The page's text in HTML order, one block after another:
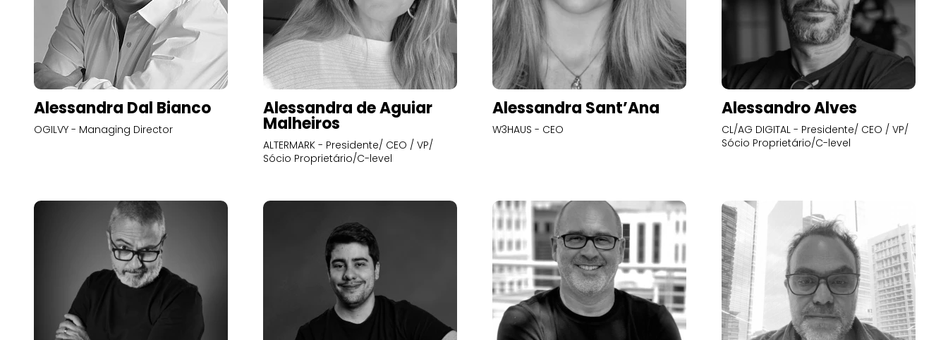
Alessandra Dal Bianco
OGILVY - Managing Director
Alessandra de Aguiar
Malheiros
ALTERMARK - Presidente/ CEO / VP/
Sócio Proprietário/C-level
Alessandra Sant’Ana
W3HAUS - CEO
Alessandro Alves
CL/AG DIGITAL - Presidente/ CEO / VP/
Sócio Proprietário/C-level